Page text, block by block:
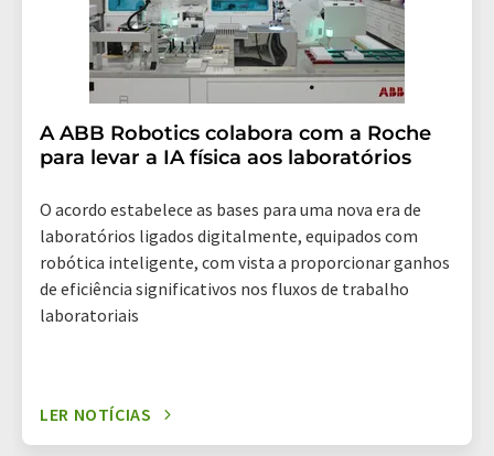
A ABB Robotics colabora com a Roche
para levar a IA física aos laboratórios
O acordo estabelece as bases para uma nova era de
laboratórios ligados digitalmente, equipados com
robótica inteligente, com vista a proporcionar ganhos
de eficiência significativos nos fluxos de trabalho
laboratoriais
LER NOTÍCIAS